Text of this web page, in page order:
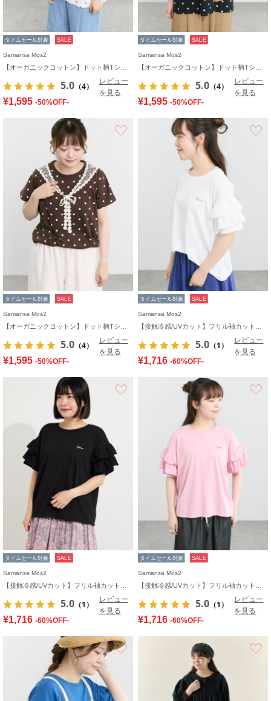
タイムセール対象 SALE
Samansa Mos2
5.0 （4）
レビュー
を見る
¥1,595 -50%OFF-
タイムセール対象 SALE
Samansa Mos2
5.0 （4）
レビュー
を見る
¥1,595 -50%OFF-
タイムセール対象 SALE
Samansa Mos2
5.0 （4）
レビュー
を見る
¥1,595 -50%OFF-
タイムセール対象 SALE
Samansa Mos2
5.0 （1）
レビュー
を見る
¥1,716 -60%OFF-
タイムセール対象 SALE
Samansa Mos2
5.0 （1）
レビュー
を見る
¥1,716 -60%OFF-
タイムセール対象 SALE
Samansa Mos2
5.0 （1）
レビュー
を見る
¥1,716 -60%OFF-